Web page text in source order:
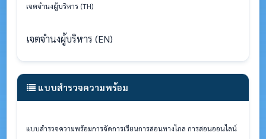
เจตจำนงผู้บริหาร (TH)
เจตจำนงผู้บริหาร (EN)
แบบสำรวจความพร้อม
แบบสำรวจความพร้อมการจัดการเรียนการสอนทางไกล การสอนออนไลน์